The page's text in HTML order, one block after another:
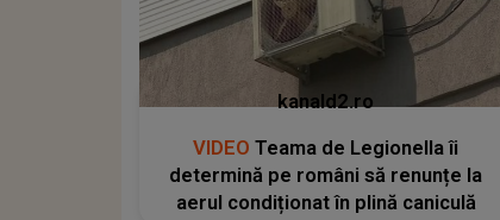
kanald2.ro
VIDEO Teama de Legionella îi
determină pe români să renunțe la
aerul condiționat în plină caniculă